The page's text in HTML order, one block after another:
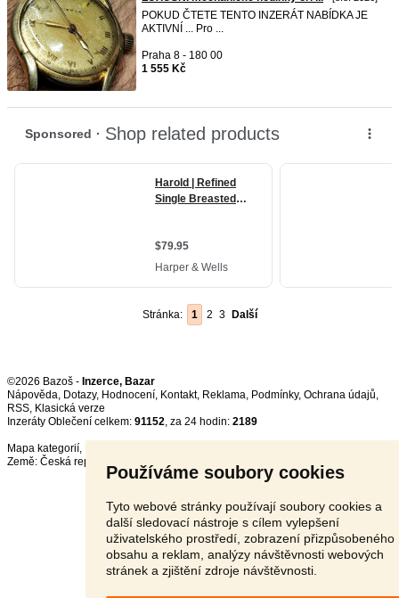
Používáme soubory cookies
Tyto webové stránky používají soubory cookies a
další sledovací nástroje s cílem vylepšení
uživatelského prostředí, zobrazení přizpůsobeného
obsahu a reklam, analýzy návštěvnosti webových
stránek a zjištění zdroje návštěvnosti.
POKUD ČTETE TENTO INZERÁT NABÍDKA JE
AKTIVNÍ ... Pro ...
Praha 8 - 180 00
1 555 Kč
Stránka: 1 2 3 Další
©2026 Bazoš - Inzerce, Bazar
Nápověda, Dotazy, Hodnocení, Kontakt, Reklama, Podmínky, Ochrana údajů,
RSS,
Inzeráty Oblečení celkem: 91152, za 24 hodin: 2189
Mapa kategorií,
Země: Česká republika